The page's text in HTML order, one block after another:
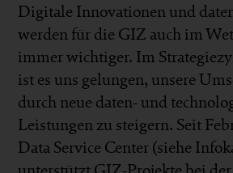
Digitale Inno­va­tio­nen und
werden für die GIZ auch im
immer wichtiger. Im
ist es uns ge­lungen, unsere
durch neue daten- und
Leistungen zu steigern. Seit
Data Service Center (siehe